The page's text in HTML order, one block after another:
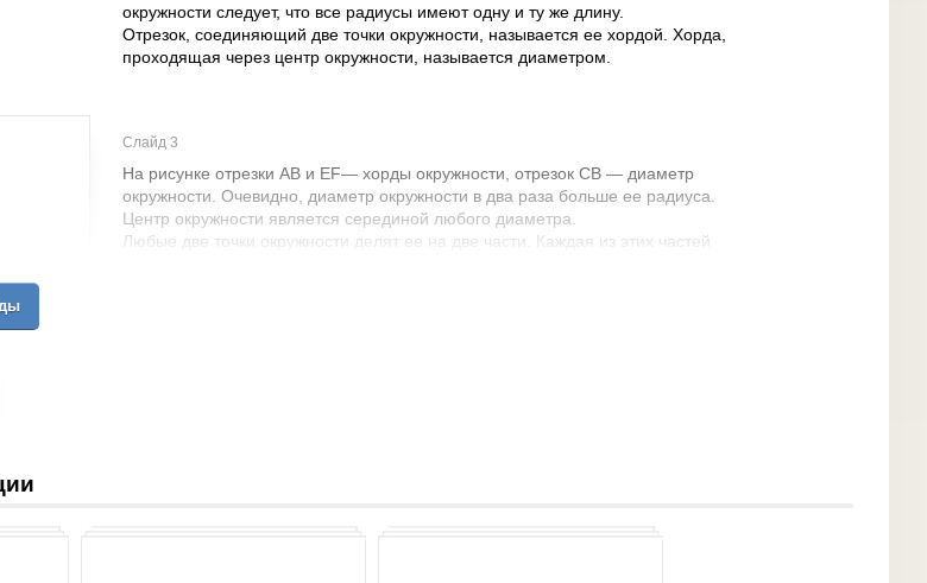
окружности следует, что все радиусы имеют одну и ту же длину.
Отрезок, соединяющий две точки окружности, называется ее хордой. Хорда,
проходящая через центр окружности, называется диаметром.
Слайд 3
На рисунке отрезки АВ и ЕF— хорды окружности, отрезок СВ — диаметр
окружности. Очевидно, диаметр окружности в два раза больше ее радиуса.
Центр окружности является серединой любого диаметра.
Любые две точки окружности делят ее на две части. Каждая из этих частей